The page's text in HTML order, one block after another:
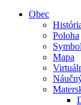
Obec
Poloha
Mapa